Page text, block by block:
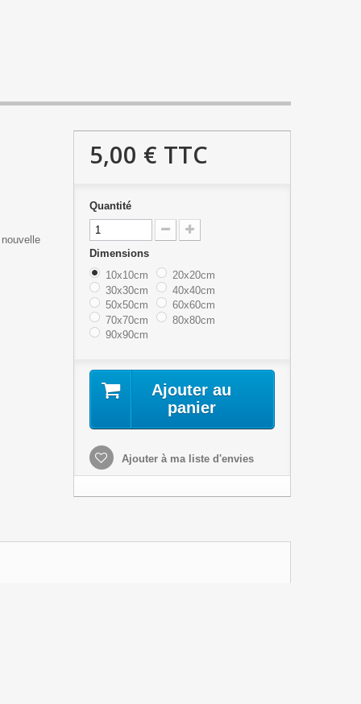
5,00 € TTC
Quantité
Dimensions
10x10cm
20x20cm
30x30cm
40x40cm
50x50cm
60x60cm
70x70cm
80x80cm
90x90cm
Ajouter au
panier
Ajouter à ma liste d'envies